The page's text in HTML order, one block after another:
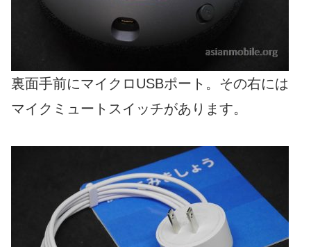
裏面手前にマイクロUSBポート。その右には
マイクミュートスイッチがあります。